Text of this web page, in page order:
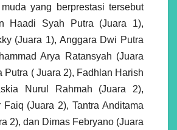
yang berprestasi tersebut
Haadi Syah Putra (Juara 1),
(Juara 1), Anggara Dwi Putra
Arya Ratansyah (Juara
Putra ( Juara 2), Fadhlan Harish
Nurul Rahmah (Juara 2),
Faiq (Juara 2), Tantra Anditama
2), dan Dimas Febryano (Juara